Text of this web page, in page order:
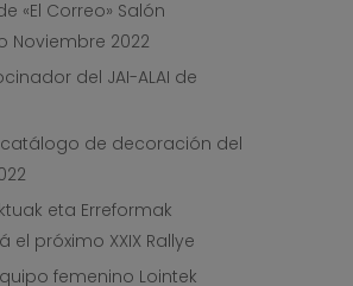
«El Correo» Salón
Noviembre 2022
del JAI-ALAI de
catálogo de decoración del
eta Erreformak
el próximo XXIX Rallye
femenino Lointek